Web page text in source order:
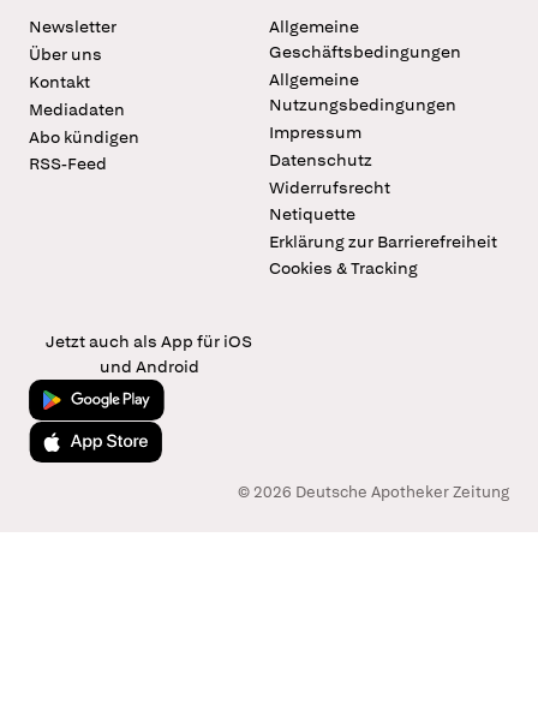
Newsletter
Über uns
Kontakt
Mediadaten
Abo kündigen
RSS-Feed
Allgemeine
Geschäftsbedingungen
Allgemeine
Nutzungsbedingungen
Impressum
Datenschutz
Widerrufsrecht
Netiquette
Erklärung zur Barrierefreiheit
Cookies & Tracking
Jetzt auch als App für iOS
und Android
Jetzt bei Google Play
Laden im App Store
© 2026 Deutsche Apotheker Zeitung